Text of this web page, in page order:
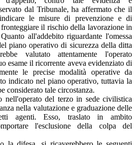
dal Tribunale, ha affermato che il
le misure di prevenzione e di
il rischio della lavorazione in
all'addebito riguardante l'omessa
piano operativo di sicurezza della ditta
valutato attentamente l'operato
esame il ricorrente aveva evidenziato di
le precise modalità operative da
indicato nel piano operativo, tuttavia la
considerato tale circostanza.
del terzo in sede civilistica
nella valutazione e graduazione delle
agenti. Esso, traslato in ambito
l'esclusione della colpa del